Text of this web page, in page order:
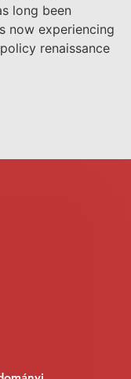
long been
now experiencing
renaissance